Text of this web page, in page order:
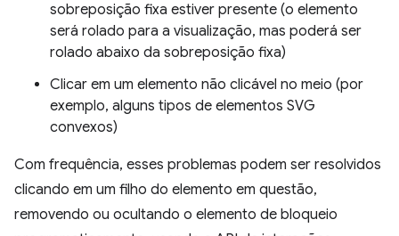
sobreposição fixa estiver presente (o elemento
será rolado para a visualização, mas poderá ser
rolado abaixo da sobreposição fixa)
Clicar em um elemento não clicável no meio (por
exemplo, alguns tipos de elementos SVG
convexos)
Com frequência, esses problemas podem ser resolvidos
clicando em um filho do elemento em questão,
removendo ou ocultando o elemento de bloqueio